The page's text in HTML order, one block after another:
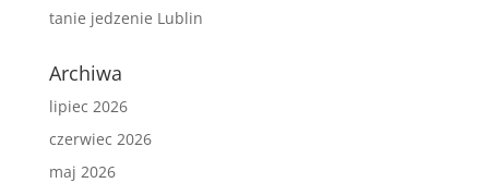
tanie jedzenie Lublin
Archiwa
lipiec 2026
czerwiec 2026
maj 2026